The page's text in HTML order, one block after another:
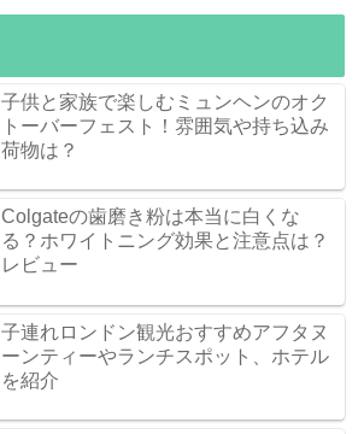
子供と家族で楽しむミュンヘンのオク
トーバーフェスト！雰囲気や持ち込み
荷物は？
Colgateの歯磨き粉は本当に白くな
る？ホワイトニング効果と注意点は？
レビュー
子連れロンドン観光おすすめアフタヌ
ーンティーやランチスポット、ホテル
を紹介